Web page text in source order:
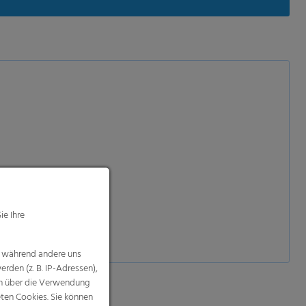
Ihre
andere uns
(z. B. IP-Adressen),
über die Verwendung
Cookies. Sie können